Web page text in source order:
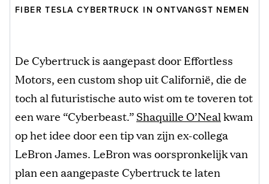
FIBER TESLA CYBERTRUCK IN ONTVANGST NEMEN
De Cybertruck is aangepast door Effortless
Motors, een custom shop uit Californië, die de
toch al futuristische auto wist om te toveren tot
een ware “Cyberbeast.”Shaquille O’Nealkwam
op het idee door een tip van zijn ex-collega
LeBron James. LeBron was oorspronkelijk van
plan een aangepaste Cybertruck te laten